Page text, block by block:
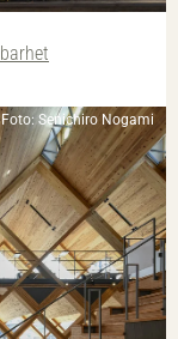
Foto: Senichiro Nogami